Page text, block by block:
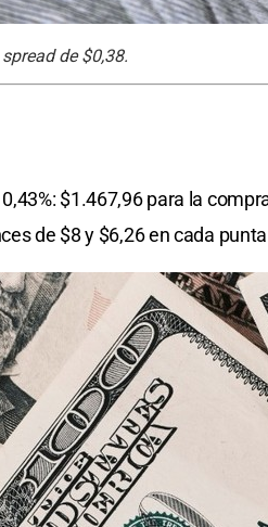
de $0,38.
$1.467,96 para la
de $8 y $6,26 en cada